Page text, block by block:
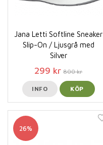
Jana Letti Softline Sneaker
Slip-On / Ljusgrå med
Silver
299 kr 800 kr
INFO KÖP
26%